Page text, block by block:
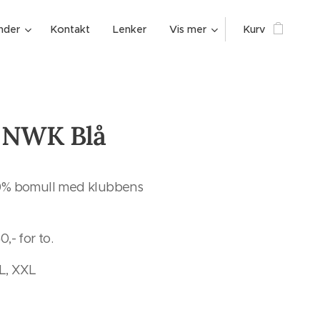
Kontakt Lenker Vis mer Kurv
Blå
bomull med klubbens
for to.
XXL